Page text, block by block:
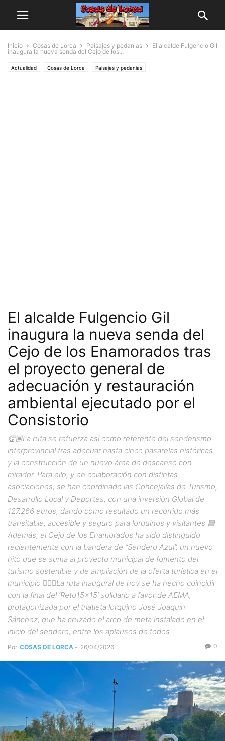
Inicio Cosas de Lorca Paisajes y pedanias
El alcalde Fulgencio Gil
inaugura la nueva senda del Cejo de los...
Actualidad Cosas de Lorca Paisajes y pedanias
El alcalde Fulgencio Gil
inaugura la nueva senda del
Cejo de los Enamorados tras
el proyecto general de
adecuación y restauración
ambiental ejecutado por el
Consistorio
👏🏽La ruta se refuerza así como referente del senderismo
interprovincial tras adecuar hasta cinco pasarelas históricas
y la construcción de un nuevo área de descanso con
mirador. Para ello, y en colaboración con distintas
asociaciones, se han coordinado las Concejalías de Turismo,
Desarrollo Local y Deportes, con una inversión Global de
127.266 euros, dando como resultado un recorrido más
transitable, accesible y seguro para lorquinos y visitantes 🟦
Además, el Cejo de los Enamorados ha sido distinguido
recientemente con la bandera de “Sendero Azul”, un nuevo
hito que se suma al proyecto municipal de fomento del
turismo sostenible y de ampliación de la oferta turística en el
municipio 🏃🏻‍♂️La ruta inaugural de hoy se ha hecho coincidir
con la final del ‘Reto15x15’ solidario a favor de AEMA,
protagonizada por el triatleta lorquino José Joaquín
Sánchez, que ha cruzado el arco de meta instalado en el
inicio del sendero, entre los aplausos de todos
Por COSAS DE LORCA - 26/04/2026 0